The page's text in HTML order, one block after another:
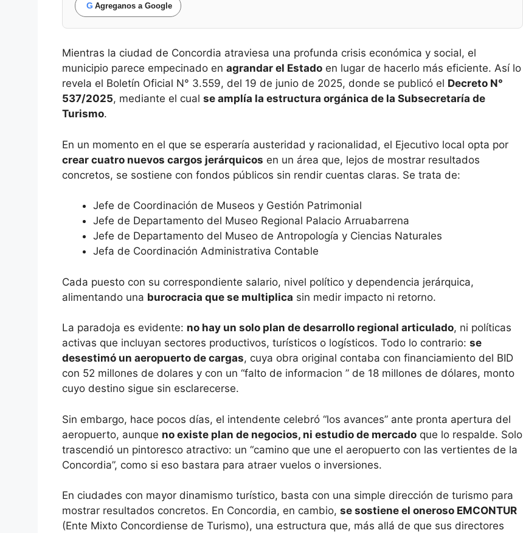
G Agreganos a Google
Mientras la ciudad de Concordia atraviesa una profunda crisis económica y social, el
municipio parece empecinado en agrandar el Estado en lugar de hacerlo más eficiente. Así lo
revela el Boletín Oficial N° 3.559, del 19 de junio de 2025, donde se publicó el Decreto N°
537/2025, mediante el cual se amplía la estructura orgánica de la Subsecretaría de
Turismo.
En un momento en el que se esperaría austeridad y racionalidad, el Ejecutivo local opta por
crear cuatro nuevos cargos jerárquicos en un área que, lejos de mostrar resultados
concretos, se sostiene con fondos públicos sin rendir cuentas claras. Se trata de:
Jefe de Coordinación de Museos y Gestión Patrimonial
Jefe de Departamento del Museo Regional Palacio Arruabarrena
Jefe de Departamento del Museo de Antropología y Ciencias Naturales
Jefa de Coordinación Administrativa Contable
Cada puesto con su correspondiente salario, nivel político y dependencia jerárquica,
alimentando una burocracia que se multiplica sin medir impacto ni retorno.
La paradoja es evidente: no hay un solo plan de desarrollo regional articulado, ni políticas
activas que incluyan sectores productivos, turísticos o logísticos. Todo lo contrario: se
desestimó un aeropuerto de cargas, cuya obra original contaba con financiamiento del BID
con 52 millones de dolares y con un “falto de informacion ” de 18 millones de dólares, monto
cuyo destino sigue sin esclarecerse.
Sin embargo, hace pocos días, el intendente celebró “los avances” ante pronta apertura del
aeropuerto, aunque no existe plan de negocios, ni estudio de mercado que lo respalde. Solo
trascendió un pintoresco atractivo: un “camino que une el aeropuerto con las vertientes de la
Concordia”, como si eso bastara para atraer vuelos o inversiones.
En ciudades con mayor dinamismo turístico, basta con una simple dirección de turismo para
mostrar resultados concretos. En Concordia, en cambio, se sostiene el oneroso EMCONTUR
(Ente Mixto Concordiense de Turismo), una estructura que, más allá de que sus directores